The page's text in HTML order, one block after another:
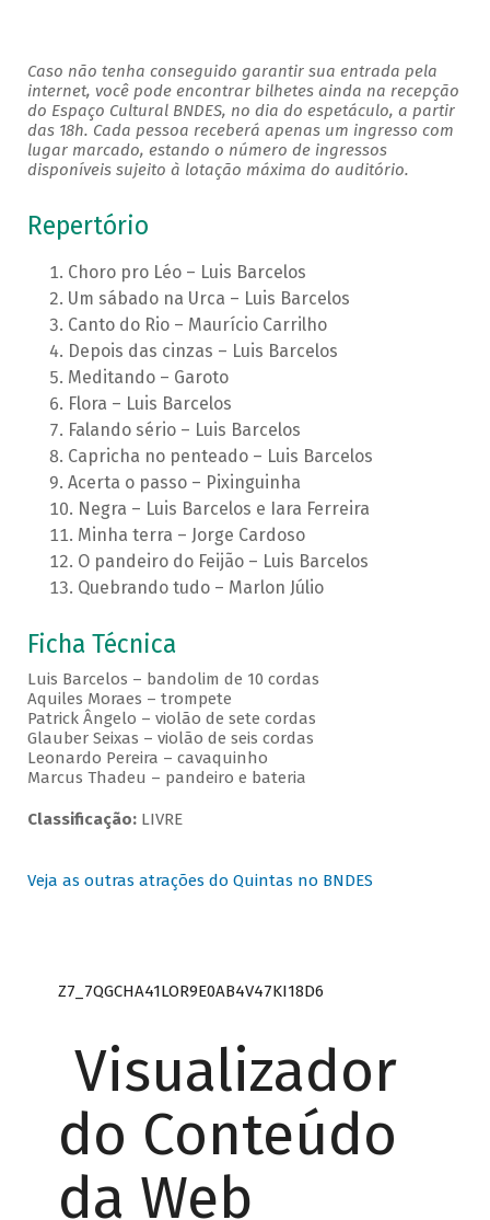
Caso não tenha conseguido garantir sua entrada pela
internet, você pode encontrar bilhetes ainda na recepção
do Espaço Cultural BNDES, no dia do espetáculo, a partir
das 18h. Cada pessoa receberá apenas um ingresso com
lugar marcado, estando o número de ingressos
disponíveis sujeito à lotação máxima do auditório.
Repertório
Choro pro Léo – Luis Barcelos
Um sábado na Urca – Luis Barcelos
Canto do Rio – Maurício Carrilho
Depois das cinzas – Luis Barcelos
Meditando – Garoto
Flora – Luis Barcelos
Falando sério – Luis Barcelos
Capricha no penteado – Luis Barcelos
Acerta o passo – Pixinguinha
Negra – Luis Barcelos e Iara Ferreira
Minha terra – Jorge Cardoso
O pandeiro do Feijão – Luis Barcelos
Quebrando tudo – Marlon Júlio
Ficha Técnica
Luis Barcelos – bandolim de 10 cordas
Aquiles Moraes – trompete
Patrick Ângelo – violão de sete cordas
Glauber Seixas – violão de seis cordas
Leonardo Pereira – cavaquinho
Marcus Thadeu – pandeiro e bateria
Classificação: LIVRE
Veja as outras atrações do Quintas no BNDES
Z7_7QGCHA41LOR9E0AB4V47KI18D6
Visualizador
do Conteúdo
da Web